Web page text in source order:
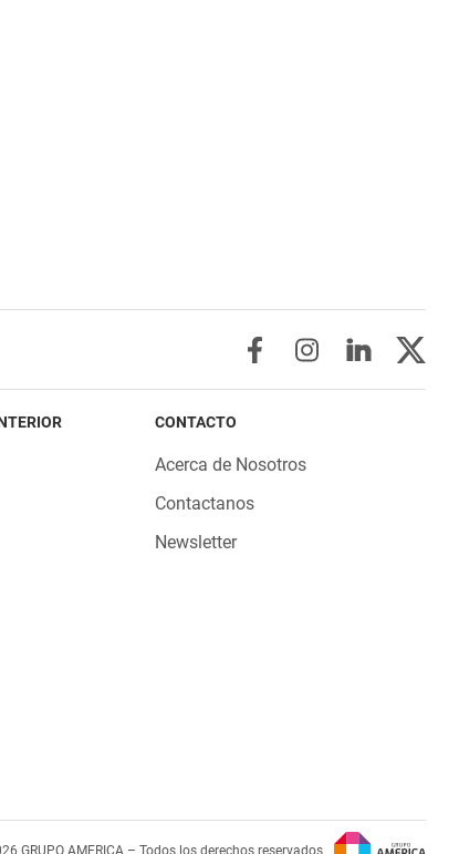
CONTACTO
Acerca de Nosotros
Contactanos
Newsletter
GRUPO AMERICA – Todos los derechos reservados